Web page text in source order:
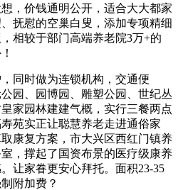
，价钱通明公开，适合大大都家
抚慰的空巢白叟，添加专项精细
相较于部门高端养老院3万+的
时做为连锁机构，交通便
园、园博园、雕塑公园、世纪丛
家园林建建气概，实行三餐两点
苑实正让聪慧养老走进通俗家
康复方案，市大兴区西红门镇养
，撑起了国资布景的医疗级康养
让家眷更安心拜托。面积23-35
附加费？